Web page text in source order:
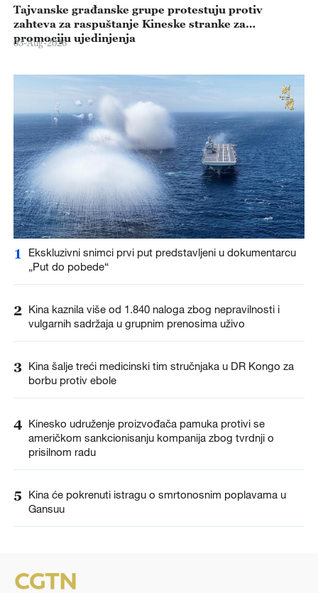
Tajvanske građanske grupe protestuju protiv
zahteva za raspuštanje Kineske stranke za
promociju ujedinjenja
03-Aug-2026
1
Ekskluzivni snimci prvi put predstavljeni u dokumentarcu
„Put do pobede“
2 Kina kaznila više od 1.840 naloga zbog nepravilnosti i
vulgarnih sadržaja u grupnim prenosima uživo
3 Kina šalje treći medicinski tim stručnjaka u DR Kongo za
borbu protiv ebole
4 Kinesko udruženje proizvođača pamuka protivi se
američkom sankcionisanju kompanija zbog tvrdnji o
prisilnom radu
5
Kina će pokrenuti istragu o smrtonosnim poplavama u
Gansuu